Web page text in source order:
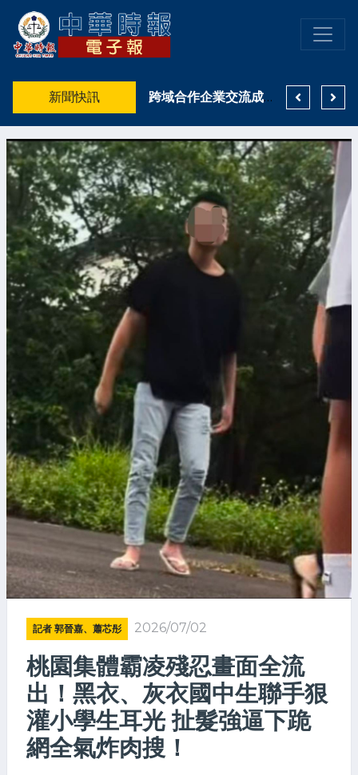
新聞快訊 跨域合作企業交流成AI關鍵 鄭金鴻：打造臻峰智匯串聯企業資源
記者 郭晉嘉、蕭芯彤 2026/07/02
桃園集體霸凌殘忍畫面全流
出！黑衣、灰衣國中生聯手狠
灌小學生耳光 扯髮強逼下跪
網全氣炸肉搜！